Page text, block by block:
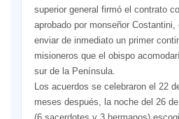
superior general firmó el contrato
aprobado por monseñor
enviar de inmediato un primer
misioneros que el obispo
sur de la Península.
Los acuerdos se celebraron el 22
meses después, la noche del 26